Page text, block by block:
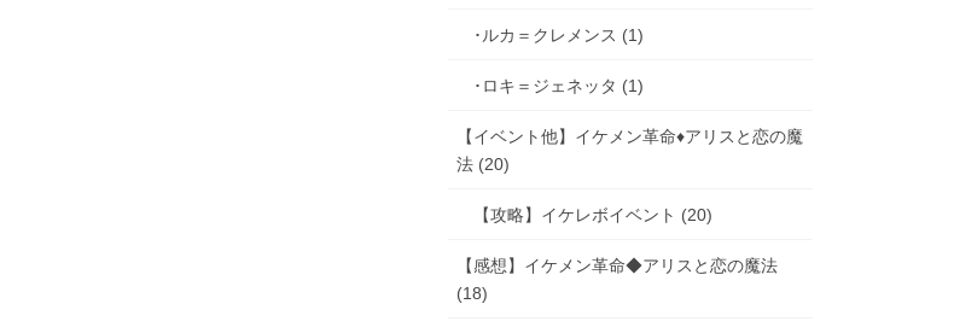
･ルカ＝クレメンス (1)
･ロキ＝ジェネッタ (1)
【イベント他】イケメン革命♦アリスと恋の魔
法 (20)
【攻略】イケレボイベント (20)
【感想】イケメン革命◆アリスと恋の魔法
(18)